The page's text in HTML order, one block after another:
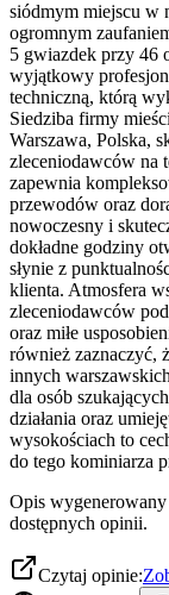
siódmym miejscu w
ogromnym
5 gwiazdek przy 46
wyjątkowy
techniczną, którą
Siedziba firmy
Warszawa, Polska,
zleceniodawców na
zapewnia
przewodów oraz
nowoczesny i
dokładne godziny
słynie z
klienta. Atmosfera
zleceniodawców
oraz miłe
również zaznaczyć,
innych
dla osób
działania oraz
wysokościach to
do tego kominiarza
Opis
dostępnych opinii.
Czytaj opinie: